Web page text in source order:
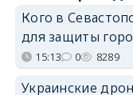
Кого в
для защиты
15:13 0 8289
Украинские